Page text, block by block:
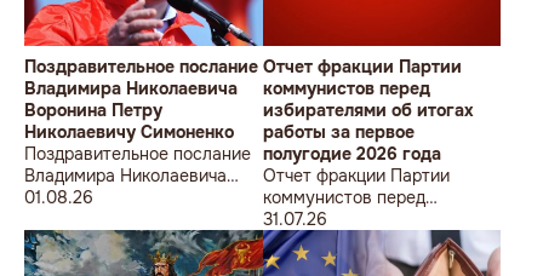
Поздравительное послание
Владимира Николаевича
Воронина Петру
Николаевичу Симоненко
Поздравительное послание
Владимира Николаевича
Воронина Петру
01.08.26
Отчет фракции Партии
коммунистов перед
избирателями об итогах
работы за первое
полугодие 2026 года
Отчет фракции Партии
коммунистов перед
избирателями об итогах
работы за первое полугодие
2026 года
31.07.26